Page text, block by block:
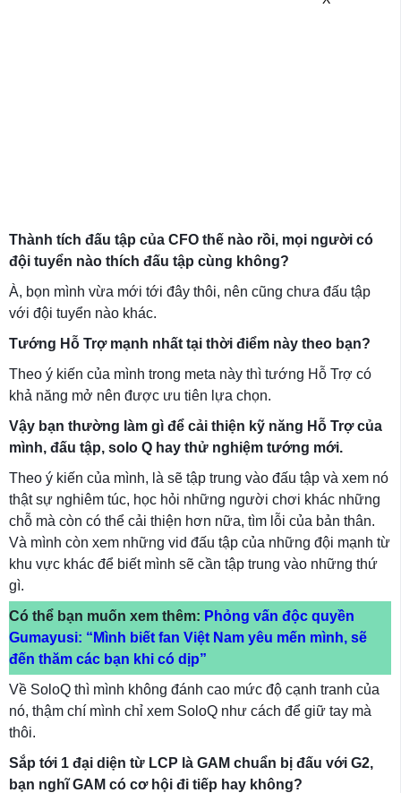
Thành tích đấu tập của CFO thế nào rồi, mọi người có
đội tuyển nào thích đấu tập cùng không?
À, bọn mình vừa mới tới đây thôi, nên cũng chưa đấu tập
với đội tuyển nào khác.
Tướng Hỗ Trợ mạnh nhất tại thời điểm này theo bạn?
Theo ý kiến của mình trong meta này thì tướng Hỗ Trợ có
khả năng mở nên được ưu tiên lựa chọn.
Vậy bạn thường làm gì để cải thiện kỹ năng Hỗ Trợ của
mình, đấu tập, solo Q hay thử nghiệm tướng mới.
Theo ý kiến của mình, là sẽ tập trung vào đấu tập và xem nó
thật sự nghiêm túc, học hỏi những người chơi khác những
chỗ mà còn có thể cải thiện hơn nữa, tìm lỗi của bản thân.
Và mình còn xem những vid đấu tập của những đội mạnh từ
khu vực khác để biết mình sẽ cần tập trung vào những thứ
gì.
Có thể bạn muốn xem thêm: Phỏng vấn độc quyền
Gumayusi: “Mình biết fan Việt Nam yêu mến mình, sẽ
đến thăm các bạn khi có dịp”
Về SoloQ thì mình không đánh cao mức độ cạnh tranh của
nó, thậm chí mình chỉ xem SoloQ như cách để giữ tay mà
thôi.
Sắp tới 1 đại diện từ LCP là GAM chuẩn bị đấu với G2,
bạn nghĩ GAM có cơ hội đi tiếp hay không?